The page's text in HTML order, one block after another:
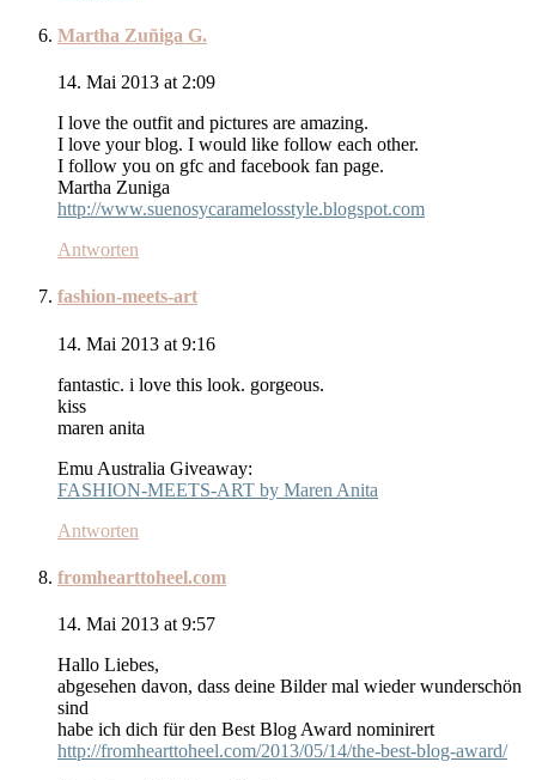
Martha Zuñiga G.
14. Mai 2013 at 2:09
I love the outfit and pictures are amazing.
I love your blog. I would like follow each other.
I follow you on gfc and facebook fan page.
Martha Zuniga
http://www.suenosycaramelosstyle.blogspot.com
Antworten
fashion-meets-art
14. Mai 2013 at 9:16
fantastic. i love this look. gorgeous.
kiss
maren anita
Emu Australia Giveaway:
FASHION-MEETS-ART by Maren Anita
Antworten
fromhearttoheel.com
14. Mai 2013 at 9:57
Hallo Liebes,
abgesehen davon, dass deine Bilder mal wieder wunderschön
sind
habe ich dich für den Best Blog Award nominirert
http://fromhearttoheel.com/2013/05/14/the-best-blog-award/